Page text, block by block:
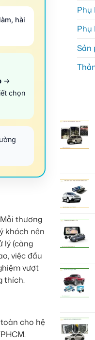
hài
→
chọn
thương
khách nên
lý (càng
việc đầu
vượt
thích.
cho hệ
Phụ
Phụ
Sản